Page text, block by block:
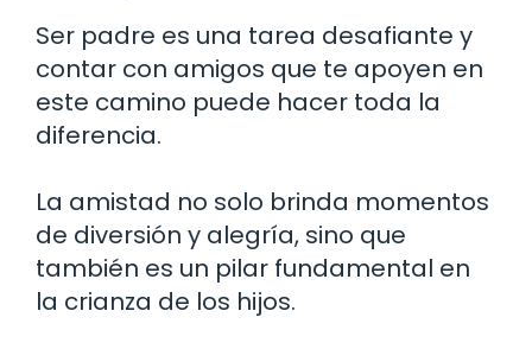
Ser padre es una tarea desafiante y
contar con amigos que te apoyen en
este camino puede hacer toda la
diferencia.
La amistad no solo brinda momentos
de diversión y alegría, sino que
también es un pilar fundamental en
la crianza de los hijos.